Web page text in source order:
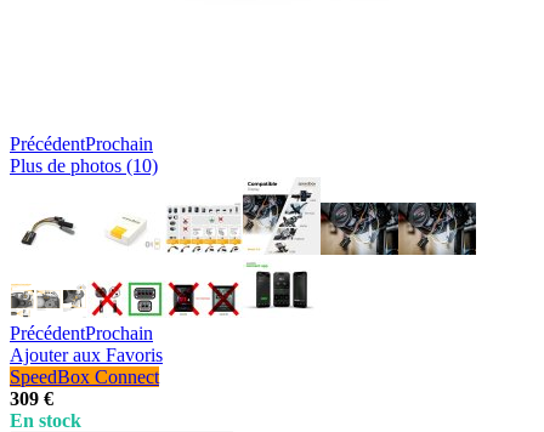
PrécédentProchain
Plus de photos (10)
PrécédentProchain
Ajouter aux Favoris
SpeedBox Connect
309 €
En stock